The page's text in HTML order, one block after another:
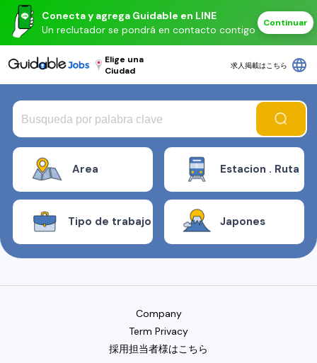
Conecta y agrega Guidable en LINE
Un reclutador se pondrá en contacto contigo
Continuar
Elige una
Ciudad
求人掲載はこちら language
Area Estacion . Ruta
Tipo de trabajo Japones
Company
Term Privacy
採用担当者様はこちら